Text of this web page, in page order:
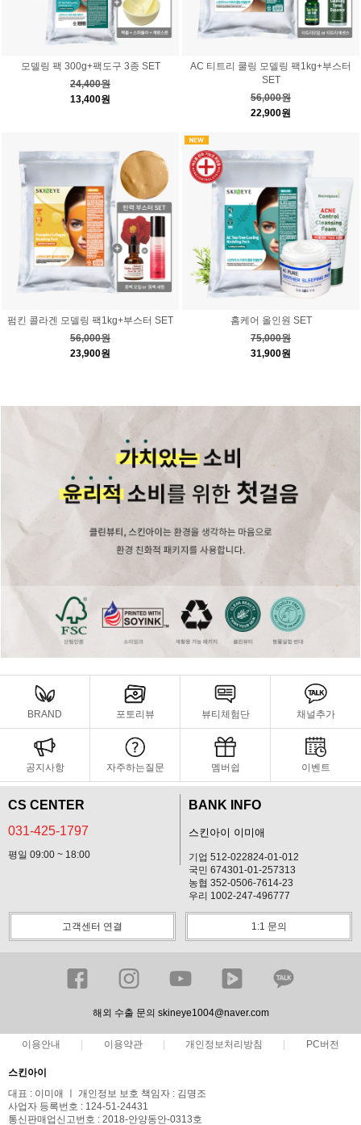
모델링 팩 300g+팩도구 3종 SET
24,400원
13,400원
AC 티트리 쿨링 모델링 팩1kg+부스터
SET
56,000원
22,900원
펌킨 콜라겐 모델링 팩1kg+부스터 SET
56,000원
23,900원
홈케어 올인원 SET
75,000원
31,900원
BRAND 포토리뷰 뷰티체험단 채널추가
공지사항 자주하는질문 멤버쉽 이벤트
CS CENTER
031-425-1797
평일 09:00 ~ 18:00
BANK INFO
스킨아이 이미애
기업 512-022824-01-012
국민 674301-01-257313
농협 352-0506-7614-23
우리 1002-247-496777
고객센터 연결 1:1 문의
해외 수출 문의 skineye1004@naver.com
이용안내 이용약관 개인정보처리방침 PC버전
스킨아이
대표 : 이미애 ㅣ 개인정보 보호 책임자 : 김명조
사업자 등록번호 : 124-51-24431
통신판매업신고번호 : 2018-안양동안-0313호